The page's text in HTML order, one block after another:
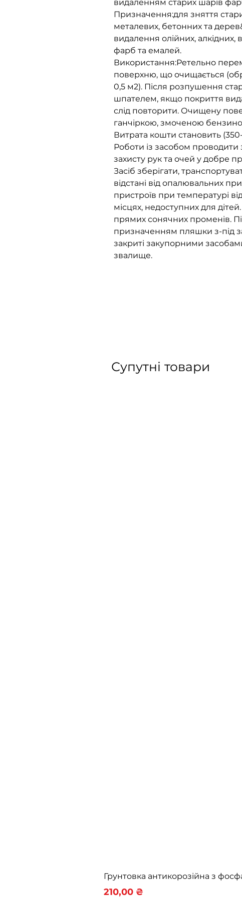
видаленням старих шарів
Призначення:для зняття
металевих, бетонних та
видалення олійних, алкідних,
фарб та емалей.
Використання:Ретельно
поверхню, що очищається
0,5 м2). Після розпушення
шпателем, якщо покриття
слід повторити. Очищену
ганчіркою, змоченою
Витрата кошти становить
Роботи із засобом проводити
захисту рук та очей у добре
Засіб зберігати,
відстані від опалювальних
пристроїв при температурі
місцях, недоступних для дітей.
прямих сонячних променів.
призначенням пляшки з-під
закриті закупорними
звалище.
Супутні товари
Грунтовка антикорозійна з
Ціна
210,00 ₴